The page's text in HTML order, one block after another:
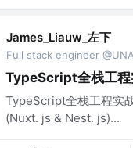
James_Liauw_左下
Full stack engineer
TypeScript全栈工程
TypeScript全栈工程实
(Nuxt. js & Nest. js)...